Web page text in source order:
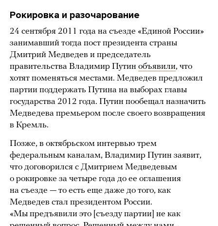
Рокировка и разочарование
24 сентября 2011 года на съезде «Единой России»
занимавший тогда пост президента страны
Дмитрий Медведев и председатель
правительства Владимир Путин объявили, что
хотят поменяться местами. Медведев предложил
партии поддержать Путина на выборах главы
государства 2012 года. Путин пообещал назначить
Медведева премьером после своего возвращения
в Кремль.
Позже, в октябрьском интервью трем
федеральным каналам, Владимир Путин заявит,
что договорился с Дмитрием Медведевым
о рокировке за четыре года до ее оглашения
на съезде — то есть еще даже до того, как
Медведев стал президентом России.
«Мы предъявили это [съезду партии] не как